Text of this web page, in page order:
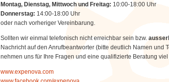
Montag, Dienstag, Mittwoch und Freitag: 10:00-18:00 Uhr
Donnerstag: 14:00-18:00 Uhr
oder nach vorheriger Vereinbarung.
Sollten wir einmal telefonisch nicht erreichbar sein bzw.
Nachricht auf den Anrufbeantworter (bitte deutlich Namen und
nehmen uns für Ihre Fragen und eine qualifizierte Beratung viel
www.expenova.com